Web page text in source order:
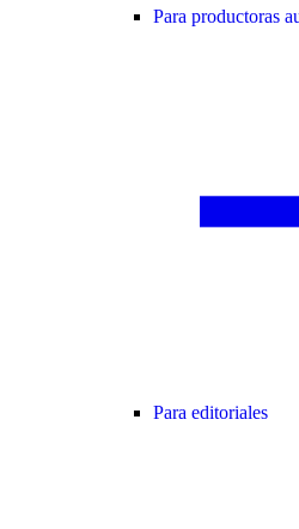
Para productoras
Para editoriales